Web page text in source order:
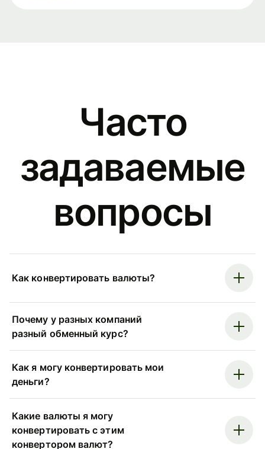
Часто
задаваемые
вопросы
Как конвертировать валюты?
Почему у разных компаний
разный обменный курс?
Как я могу конвертировать мои
деньги?
Какие валюты я могу
конвертировать с этим
конвертором валют?